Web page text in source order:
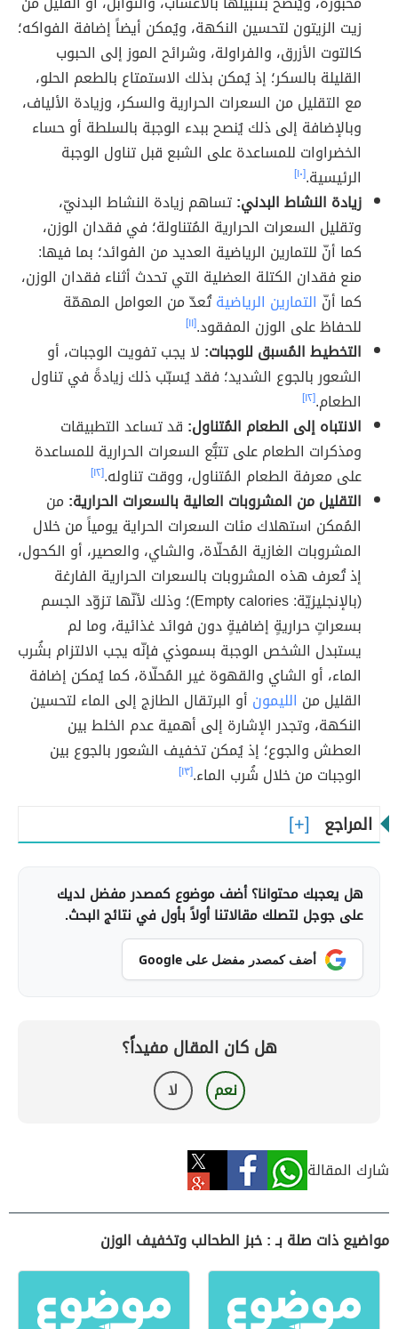
زيت الزيتون لتحسين النكهة، ويُمكن أيضاً إضافة الفواكه؛
كالتوت الأزرق، والفراولة، وشرائح الموز إلى الحبوب
القليلة بالسكر؛ إذ يُمكن بذلك الاستمتاع بالطعم الحلو،
مع التقليل من السعرات الحرارية والسكر، وزيادة الألياف،
وبالإضافة إلى ذلك يُنصح ببدء الوجبة بالسلطة أو حساء
الخضراوات للمساعدة على الشبع قبل تناول الوجبة
الرئيسية.[١٠]
زيادة النشاط البدني:تساهم زيادة النشاط البدنيّ،
وتقليل السعرات الحرارية المُتناولة؛ في فقدان الوزن،
كما أنّ للتمارين الرياضية العديد من الفوائد؛ بما فيها:
منع فقدان الكتلة العضلية التي تحدث أثناء فقدان الوزن،
كما أنّ التمارين الرياضيةتُعدّ من العوامل المهمّة
للحفاظ على الوزن المفقود.[١١]
التخطيط المُسبق للوجبات: لا يجب تفويت الوجبات، أو
الشعور بالجوع الشديد؛ فقد يُسبّب ذلك زيادةً في تناول
الطعام.[١٢]
الانتباه إلى الطعام المُتناول: قد تساعد التطبيقات
ومذكرات الطعام على تتبُّع السعرات الحرارية للمساعدة
على معرفة الطعام المُتناول، ووقت تناوله.[١٢]
التقليل من المشروبات العالية بالسعرات الحرارية: من
المُمكن استهلاك مئات السعرات الحراية يومياً من خلال
المشروبات الغازية المُحلّاة، والشاي، والعصير، أو الكحول،
إذ تُعرف هذه المشروبات بالسعرات الحرارية الفارغة
(بالإنجليزيّة: Empty calories)؛ وذلك لأنّها تزوّد الجسم
بسعراتٍ حراريةٍ إضافيةٍ دون فوائد غذائية، وما لم
يستبدل الشخص الوجبة بسموذي فإنّه يجب الالتزام بشُرب
الماء، أو الشاي والقهوة غير المُحلّاة، كما يُمكن إضافة
القليل من الليمون أو البرتقال الطازج إلى الماء لتحسين
النكهة، وتجدر الإشارة إلى أهمية عدم الخلط بين
العطش والجوع؛ إذ يُمكن تخفيف الشعور بالجوع بين
الوجبات من خلال شُرب الماء.[١٣]
المراجع
هل يعجبك محتوانا؟ أضف موضوع كمصدر مفضل لديك
على جوجل لتصلك مقالاتنا أولاً بأول في نتائج البحث.
أضف كمصدر مفضل على Google
هل كان المقال مفيداً؟
نعم لا
شارك المقالة
مواضيع ذات صلة بـ : خبز الطحالب وتخفيف الوزن